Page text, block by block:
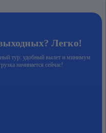
Легко!
тур: удобный вылет и минимум
начинается сейчас!